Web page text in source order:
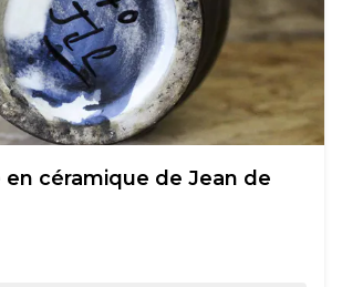
en céramique de Jean de